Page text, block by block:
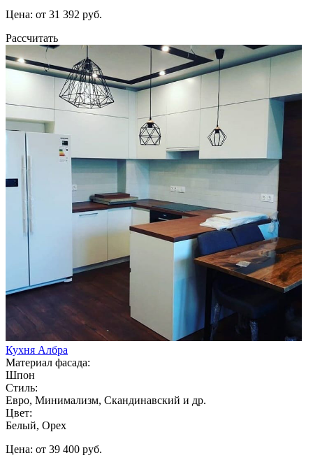
Цена: от 31 392 руб.
Рассчитать
Кухня Албра
Материал фасада:
Шпон
Стиль:
Евро, Минимализм, Скандинавский и др.
Цвет:
Белый, Орех
Цена: от 39 400 руб.